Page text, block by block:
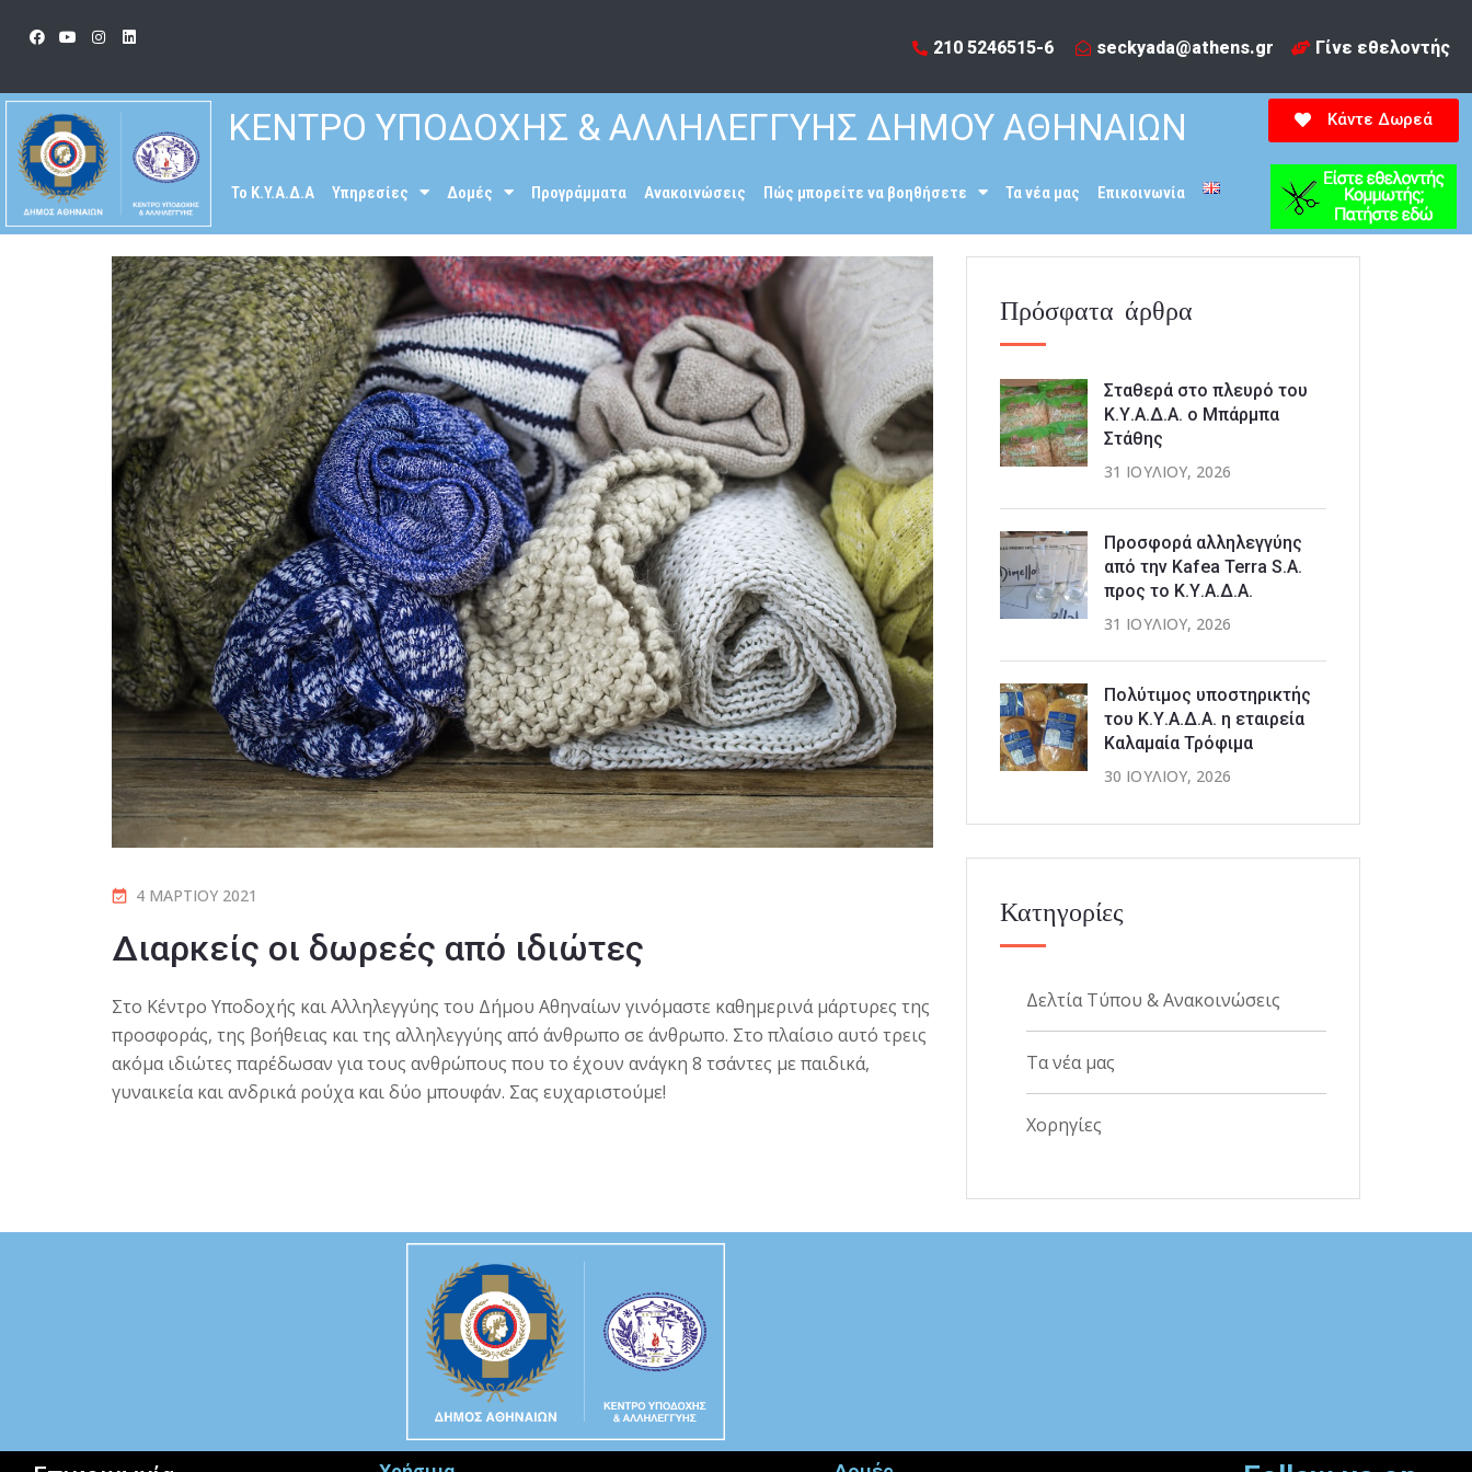
210 5246515-6​ seckyada@athens.gr Γίνε εθελοντής
ΚΕΝΤΡΟ ΥΠΟΔΟΧΗΣ & ΑΛΛΗΛΕΓΓΥΗΣ ΔΗΜΟΥ ΑΘΗΝΑΙΩΝ
To K.Y.A.Δ.Α Υπηρεσίες Δομές Προγράμματα Ανακοινώσεις Πώς μπορείτε να βοηθήσετε Τα νέα μας Επικοινωνία
Κάντε Δωρεά
4 ΜΑΡΤΊΟΥ 2021
Διαρκείς οι δωρεές από ιδιώτες
Στο Κέντρο Υποδοχής και Αλληλεγγύης του Δήμου Αθηναίων γινόμαστε καθημερινά μάρτυρες της
προσφοράς, της βοήθειας και της αλληλεγγύης από άνθρωπο σε άνθρωπο. Στο πλαίσιο αυτό τρεις
ακόμα ιδιώτες παρέδωσαν για τους ανθρώπους που το έχουν ανάγκη 8 τσάντες με παιδικά,
γυναικεία και ανδρικά ρούχα και δύο μπουφάν. Σας ευχαριστούμε!
Πρόσφατα άρθρα
Σταθερά στο πλευρό του
Κ.Υ.Α.Δ.Α. ο Μπάρμπα
Στάθης
31 ΙΟΥΛΊΟΥ, 2026
Προσφορά αλληλεγγύης
από την Kafea Terra S.A.
προς το Κ.Υ.Α.Δ.Α.
31 ΙΟΥΛΊΟΥ, 2026
Πολύτιμος υποστηρικτής
του Κ.Υ.Α.Δ.Α. η εταιρεία
Καλαμαία Τρόφιμα
30 ΙΟΥΛΊΟΥ, 2026
Κατηγορίες
Δελτία Τύπου & Ανακοινώσεις
Τα νέα μας
Χορηγίες